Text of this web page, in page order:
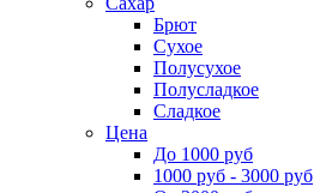
Брют
Сухое
Полусухое
Полусладкое
Сладкое
Цена
До 1000 руб
1000 руб - 3000 руб